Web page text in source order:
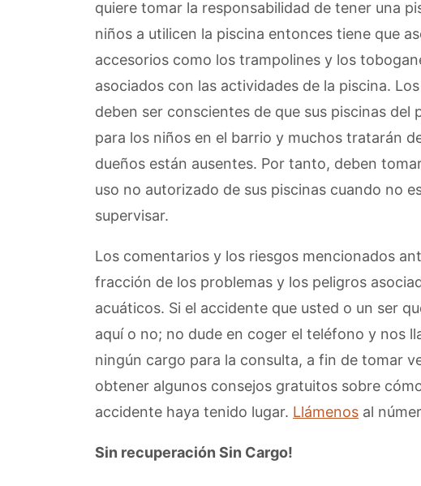
quiere tomar la responsabilidad de tener una
niños a utilicen la piscina entonces tiene que
accesorios como los trampolines y los
asociados con las actividades de la piscina.
deben ser conscientes de que sus piscinas
para los niños en el barrio y muchos tratarán
dueños están ausentes. Por tanto, deben
uso no autorizado de sus piscinas cuando no
supervisar.
Los comentarios y los riesgos mencionados
fracción de los problemas y los peligros
acuáticos. Si el accidente que usted o un ser
aquí o no; no dude en coger el teléfono y nos
ningún cargo para la consulta, a fin de tomar
obtener algunos consejos gratuitos sobre
accidente haya tenido lugar. Llámenos al
Sin recuperación Sin Cargo!